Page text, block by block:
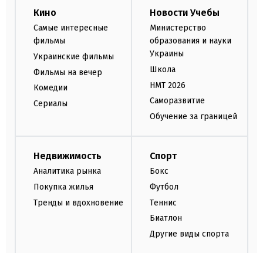
Кино
Самые интересные
фильмы
Украинские фильмы
Фильмы на вечер
Комедии
Сериалы
Новости Учебы
Министерство
образования и науки
Украины
Школа
НМТ 2026
Саморазвитие
Обучение за границей
Недвижимость
Аналитика рынка
Покупка жилья
Тренды и вдохновение
Спорт
Бокс
Футбол
Теннис
Биатлон
Другие виды спорта